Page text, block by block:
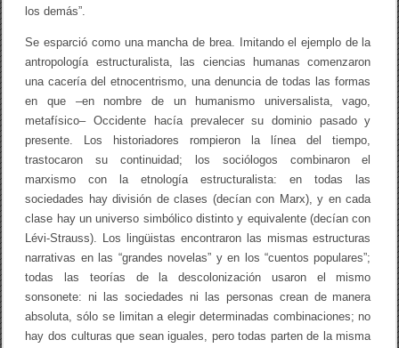
los demás”.
Se esparció como una mancha de brea. Imitando el ejemplo de la
antropología estructuralista, las ciencias humanas comenzaron
una cacería del etnocentrismo, una denuncia de todas las formas
en que –en nombre de un humanismo universalista, vago,
metafísico– Occidente hacía prevalecer su dominio pasado y
presente. Los historiadores rompieron la línea del tiempo,
trastocaron su continuidad; los sociólogos combinaron el
marxismo con la etnología estructuralista: en todas las
sociedades hay división de clases (decían con Marx), y en cada
clase hay un universo simbólico distinto y equivalente (decían con
Lévi-Strauss). Los lingüistas encontraron las mismas estructuras
narrativas en las “grandes novelas” y en los “cuentos populares”;
todas las teorías de la descolonización usaron el mismo
sonsonete: ni las sociedades ni las personas crean de manera
absoluta, sólo se limitan a elegir determinadas combinaciones; no
hay dos culturas que sean iguales, pero todas parten de la misma